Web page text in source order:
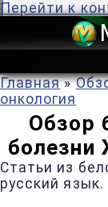
Перейти к
Главная »
онкология
Обзор
болезни
Статьи из
русский язык.